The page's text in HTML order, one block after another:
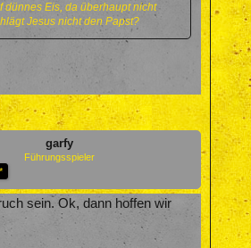
dünnes Eis, da überhaupt nicht
Jesus nicht den Papst?
garfy
Führungsspieler
sein. Ok, dann hoffen wir